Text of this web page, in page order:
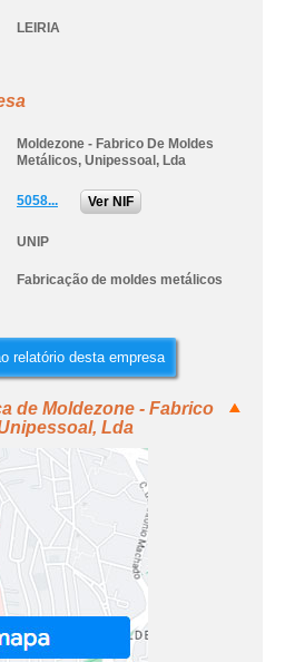
LEIRIA
Moldezone - Fabrico De Moldes
Metálicos, Unipessoal, Lda
5058... Ver NIF
UNIP
Fabricação de moldes metálicos
relatório desta empresa
de Moldezone - Fabrico
Lda